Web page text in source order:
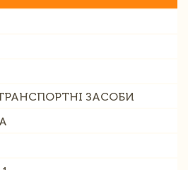
ЗАСОБИ